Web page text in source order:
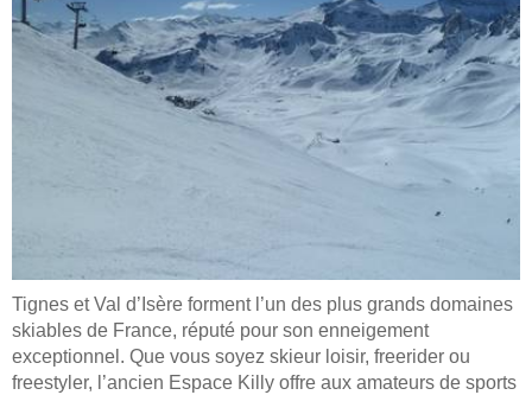
Tignes et Val d’Isère forment l’un des plus grands domaines
skiables de France, réputé pour son enneigement
exceptionnel. Que vous soyez skieur loisir, freerider ou
freestyler, l’ancien Espace Killy offre aux amateurs de sports